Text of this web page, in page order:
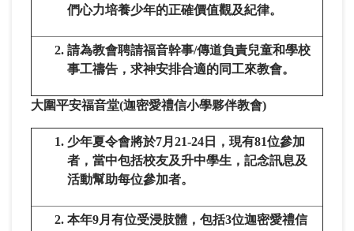
們心力培養少年的正確價值觀及紀律。
請為教會聘請福音幹事/傳道負責兒童和學校
事工禱告，求神安排合適的同工來教會。
大圍平安福音堂(迦密愛禮信小學夥伴教會)
少年夏令會將於7月21-24日，現有81位參加
者，當中包括校友及升中學生，記念訊息及
活動幫助每位參加者。
本年9月有位受浸肢體，包括3位迦密愛禮信